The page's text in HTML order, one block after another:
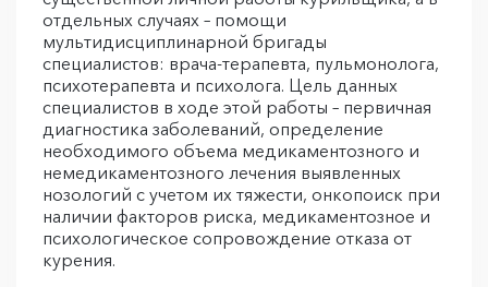
отдельных случаях – помощи
мультидисциплинарной бригады
специалистов: врача-терапевта, пульмонолога,
психотерапевта и психолога. Цель данных
специалистов в ходе этой работы – первичная
диагностика заболеваний, определение
необходимого объема медикаментозного и
немедикаментозного лечения выявленных
нозологий с учетом их тяжести, онкопоиск при
наличии факторов риска, медикаментозное и
психологическое сопровождение отказа от
курения.